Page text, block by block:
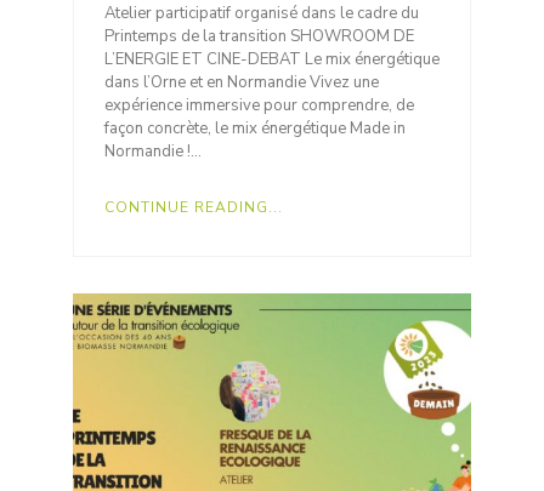
Atelier participatif organisé dans le cadre du
Printemps de la transition SHOWROOM DE
L’ENERGIE ET CINE-DEBAT Le mix énergétique
dans l’Orne et en Normandie Vivez une
expérience immersive pour comprendre, de
façon concrète, le mix énergétique Made in
Normandie !…
CONTINUE READING...